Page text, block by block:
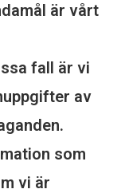
är vårt
fall är vi
av
som
vi är